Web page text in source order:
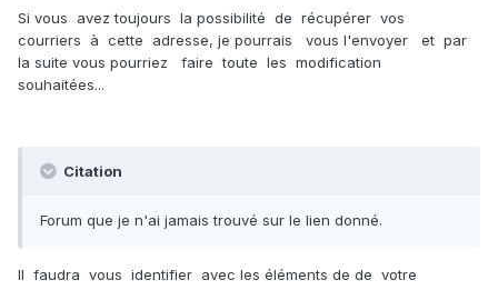
Si vous avez toujours la possibilité de récupérer vos
courriers à cette adresse, je pourrais vous l'envoyer et par
la suite vous pourriez faire toute les modification
souhaitées...
Citation
Forum que je n'ai jamais trouvé sur le lien donné.
Il faudra vous identifier avec les éléments de de votre